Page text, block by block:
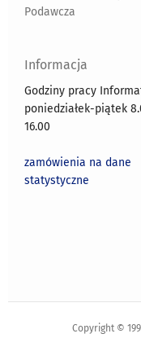
Podawcza
Informacja
Godziny pracy
poniedziałek-piątek
16.00
zamówienia na dane
statystyczne
Copyright ©